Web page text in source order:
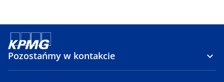
Pozostańmy w kontakcie